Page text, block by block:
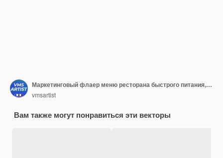
Маркетинговый флаер меню ресторана быстрого питания, обложка для продвижения пищевого бизнеса, листовка, шаблон плаката
vmsartist
Вам также могут понравиться эти векторы